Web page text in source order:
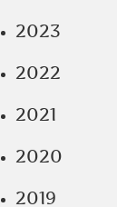
2023
2022
2021
2020
2019